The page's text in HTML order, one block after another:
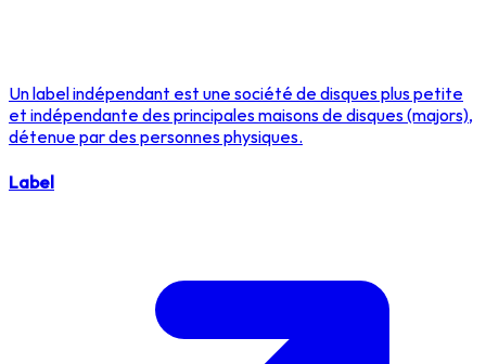
Un label indépendant est une société de disques plus petite
et indépendante des principales maisons de disques (majors),
détenue par des personnes physiques.
Label